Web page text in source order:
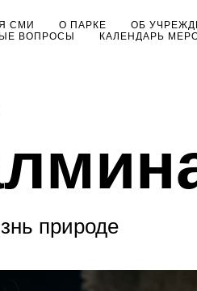
СМИ О ПАРКЕ
ОБ
ВОПРОСЫ
КАЛЕНДАРЬ
природе